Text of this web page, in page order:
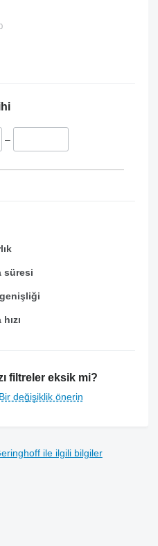
–
süresi
filtreler eksik mi?
Bir değişiklik önerin
ile ilgili bilgiler